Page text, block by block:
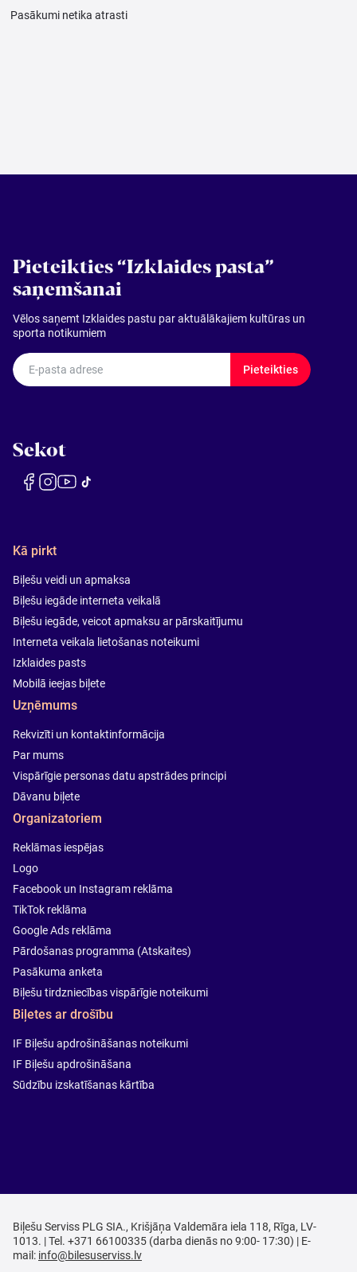
Pasākumi netika atrasti
Pieteikties “Izklaides pasta”
saņemšanai
Vēlos saņemt Izklaides pastu par aktuālākajiem kultūras un
sporta notikumiem
E-pasta adrese Pieteikties
Sekot
Kā pirkt
Biļešu veidi un apmaksa
Biļešu iegāde interneta veikalā
Biļešu iegāde, veicot apmaksu ar pārskaitījumu
Interneta veikala lietošanas noteikumi
Izklaides pasts
Mobilā ieejas biļete
Uzņēmums
Rekvizīti un kontaktinformācija
Par mums
Vispārīgie personas datu apstrādes principi
Dāvanu biļete
Organizatoriem
Reklāmas iespējas
Logo
Facebook un Instagram reklāma
TikTok reklāma
Google Ads reklāma
Pārdošanas programma (Atskaites)
Pasākuma anketa
Biļešu tirdzniecības vispārīgie noteikumi
Biļetes ar drošību
IF Biļešu apdrošināšanas noteikumi
IF Biļešu apdrošināšana
Sūdzību izskatīšanas kārtība
Biļešu Serviss PLG SIA., Krišjāņa Valdemāra iela 118, Rīga, LV-
1013. | Tel. +371 66100335 (darba dienās no 9:00- 17:30) | E-
mail: info@bilesuserviss.lv